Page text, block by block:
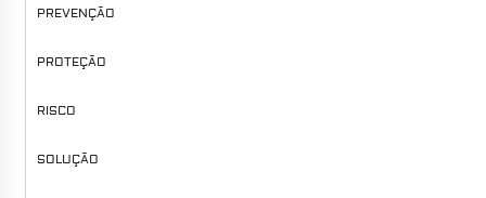
PREVENÇÃO
PROTEÇÃO
RISCO
SOLUÇÃO